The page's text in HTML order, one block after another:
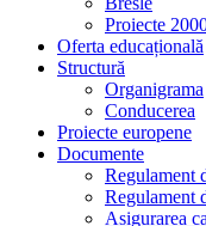
Proiecte
Oferta educațională
Structură
Organigrama
Conducerea
Proiecte europene
Documente
Regulament
Regulament
Asigurarea